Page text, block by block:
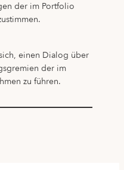
der im Portfolio
einen Dialog über
der im
zu führen.